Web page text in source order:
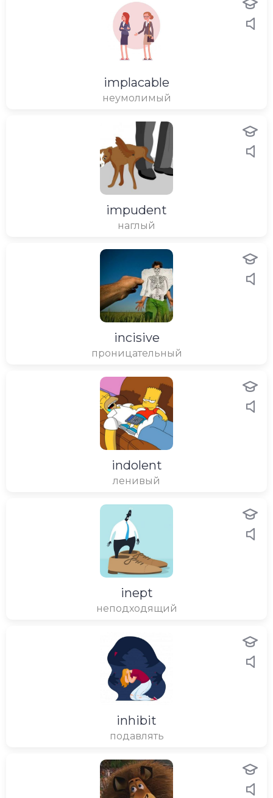
implacable
неумолимый
impudent
наглый
incisive
проницательный
indolent
ленивый
inept
неподходящий
inhibit
подавлять